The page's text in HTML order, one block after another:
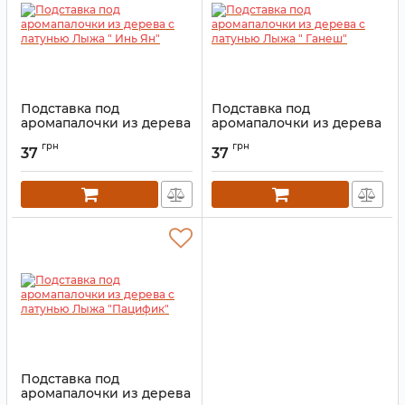
Подставка под
аромапалочки из дерева
Ян"
Артикул: 9150000
37 грн
Подставка под
аромапалочки из дерева
Артикул:
37 грн
Подставка под
аромапалочки из дерева